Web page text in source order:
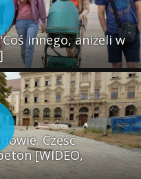
innego, aniżeli w
Część
[WIDEO,